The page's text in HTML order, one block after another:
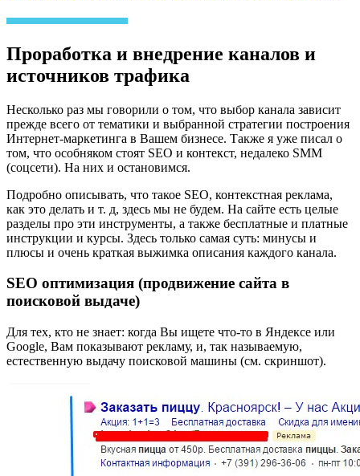
Проработка и внедрение каналов и
источников трафика
Несколько раз мы говорили о том, что выбор канала зависит
прежде всего от тематики и выбранной стратегии построения
Интернет-маркетинга в Вашем бизнесе. Также я уже писал о
том, что особняком стоят SEO и контекст, недалеко SMM
(соцсети). На них и остановимся.
Подробно описывать, что такое SEO, контекстная реклама,
как это делать и т. д, здесь мы не будем. На сайте есть целые
разделы про эти инструменты, а также бесплатные и платные
инструкции и курсы. Здесь только самая суть: минусы и
плюсы и очень краткая выжимка описания каждого канала.
SEO оптимизация (продвижение сайта в
поисковой выдаче)
Для тех, кто не знает: когда Вы ищете что-то в Яндексе или
Google, Вам показывают рекламу, и, так называемую,
естественную выдачу поисковой машины (см. скриншот).